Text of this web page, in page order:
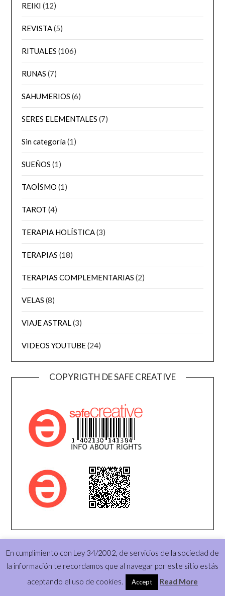
REIKI (12)
REVISTA(5)
RITUALES (106)
RUNAS (7)
SAHUMERIOS (6)
SERES ELEMENTALES (7)
Sin categoría(1)
SUEÑOS (1)
TAOÍSMO (1)
TAROT (4)
TERAPIA HOLÍSTICA(3)
TERAPIAS (18)
TERAPIAS COMPLEMENTARIAS (2)
VELAS (8)
VIAJE ASTRAL(3)
VIDEOS YOUTUBE(24)
COPYRIGTH DE SAFE CREATIVE
En cumplimiento con Ley 34/2002, de servicios de la sociedad de
la información te recordamos que al navegar por este sitio estás
aceptando el uso de cookies.
Accept Read More